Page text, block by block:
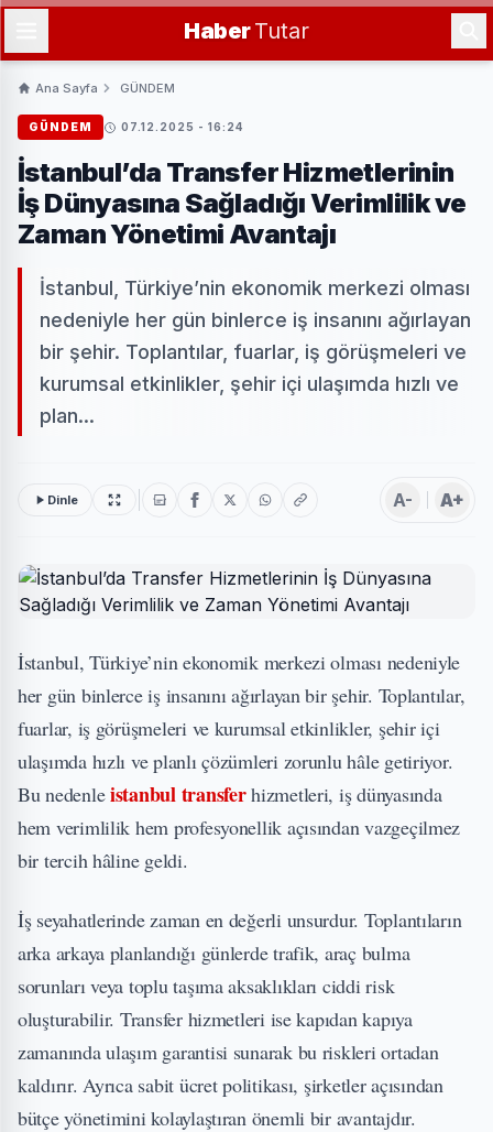
HaberTutar
Ana Sayfa GÜNDEM
GÜNDEM 07.12.2025 - 16:24
İstanbul’da Transfer Hizmetlerinin
İş Dünyasına Sağladığı Verimlilik ve
Zaman Yönetimi Avantajı
İstanbul, Türkiye’nin ekonomik merkezi olması
nedeniyle her gün binlerce iş insanını ağırlayan
bir şehir. Toplantılar, fuarlar, iş görüşmeleri ve
kurumsal etkinlikler, şehir içi ulaşımda hızlı ve
plan...
Dinle A- A+
İstanbul, Türkiye’nin ekonomik merkezi olması nedeniyle
her gün binlerce iş insanını ağırlayan bir şehir. Toplantılar,
fuarlar, iş görüşmeleri ve kurumsal etkinlikler, şehir içi
ulaşımda hızlı ve planlı çözümleri zorunlu hâle getiriyor.
Bu nedenleistanbul transferhizmetleri, iş dünyasında
hem verimlilik hem profesyonellik açısından vazgeçilmez
bir tercih hâline geldi.
İş seyahatlerinde zaman en değerli unsurdur. Toplantıların
arka arkaya planlandığı günlerde trafik, araç bulma
sorunları veya toplu taşıma aksaklıkları ciddi risk
oluşturabilir. Transfer hizmetleri ise kapıdan kapıya
zamanında ulaşım garantisi sunarak bu riskleri ortadan
kaldırır. Ayrıca sabit ücret politikası, şirketler açısından
bütçe yönetimini kolaylaştıran önemli bir avantajdır.